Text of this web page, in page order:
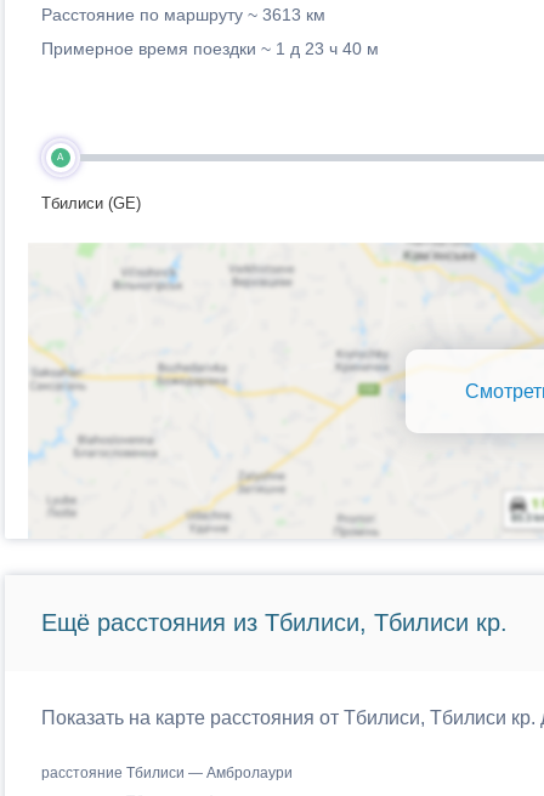
Расстояние по маршруту ~ 3613 км
Примерное время поездки ~ 1 д 23 ч 40 м
A
Тбилиси (GE)
Ещё расстояния из Тбилиси, Тбилиси кр.
Показать на карте расстояния от Тбилиси, Тбилиси
расстояние Тбилиси — Амбролаури